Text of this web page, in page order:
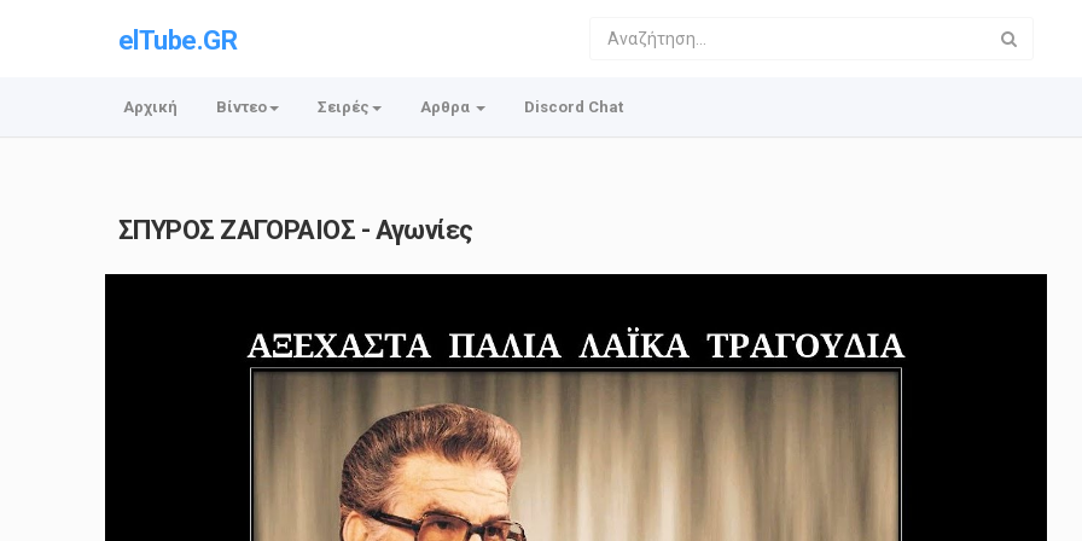
elTube.GR
Αρχική Βίντεο Σειρές Αρθρα Discord Chat
ΣΠΥΡΟΣ ΖΑΓΟΡΑΙΟΣ - Αγωνίες